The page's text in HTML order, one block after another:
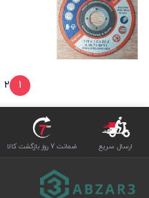
1
2
ارسال سریع ضمانت 7 روز بازگشت کالا